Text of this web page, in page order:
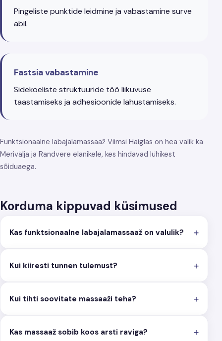
Pingeliste punktide leidmine ja vabastamine surve
abil.
Fastsia vabastamine
Sidekoeliste struktuuride töö liikuvuse
taastamiseks ja adhesioonide lahustamiseks.
Funktsionaalne labajalamassaaž Viimsi Haiglas on hea valik ka
Merivälja ja Randvere elanikele, kes hindavad lühikest
sõiduaega.
Korduma kippuvad küsimused
Kas funktsionaalne labajalamassaaž on valulik?
Kui kiiresti tunnen tulemust?
Kui tihti soovitate massaaži teha?
Kas massaaž sobib koos arsti raviga?